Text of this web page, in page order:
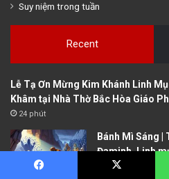
Suy niệm trong tuần
Recent
Lễ Tạ Ơn Mừng Kim Khánh Linh
Khâm tại Nhà Thờ Bắc Hòa Giáo
24 phút
Bánh Mì Sáng |
Đaminh, Linh
3 giờ